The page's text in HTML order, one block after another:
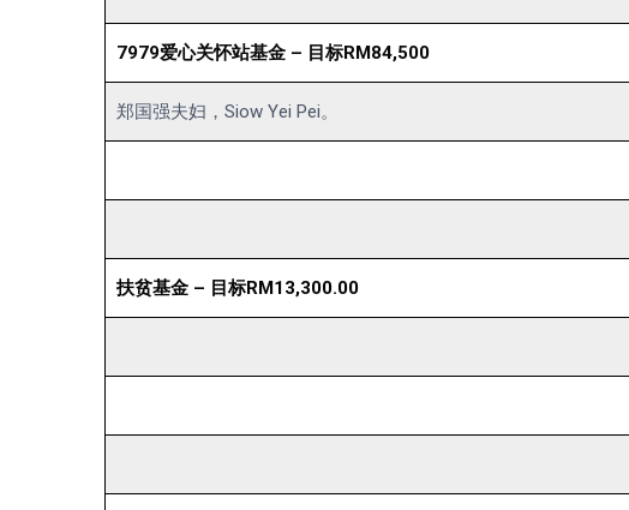
7979爱心关怀站基金 – 目标RM84,500
郑国强夫妇，Siow Yei Pei。
扶贫基金 – 目标RM13,300.00